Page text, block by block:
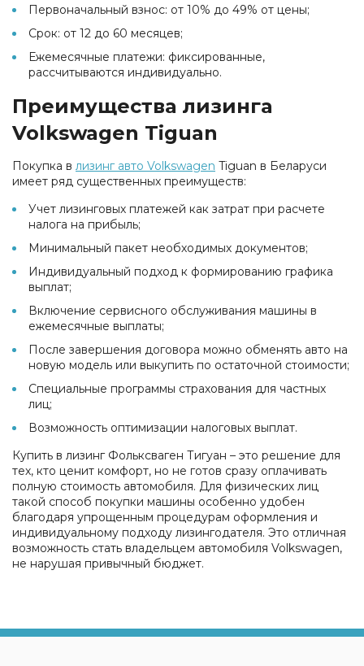
Первоначальный взнос: от 10% до 49% от цены;
Срок: от 12 до 60 месяцев;
Ежемесячные платежи: фиксированные,
рассчитываются индивидуально.
Преимущества лизинга
Volkswagen Tiguan
Покупка в лизинг авто Volkswagen Tiguan в Беларуси
имеет ряд существенных преимуществ:
Учет лизинговых платежей как затрат при расчете
налога на прибыль;
Минимальный пакет необходимых документов;
Индивидуальный подход к формированию графика
выплат;
Включение сервисного обслуживания машины в
ежемесячные выплаты;
После завершения договора можно обменять авто на
новую модель или выкупить по остаточной стоимости;
Специальные программы страхования для частных
лиц;
Возможность оптимизации налоговых выплат.
Купить в лизинг Фольксваген Тигуан – это решение для
тех, кто ценит комфорт, но не готов сразу оплачивать
полную стоимость автомобиля. Для физических лиц
такой способ покупки машины особенно удобен
благодаря упрощенным процедурам оформления и
индивидуальному подходу лизингодателя. Это отличная
возможность стать владельцем автомобиля Volkswagen,
не нарушая привычный бюджет.